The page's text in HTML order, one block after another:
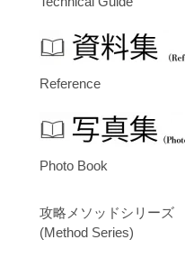
Reference
Photo Book
攻略メソッドシリーズ
(Method Series)